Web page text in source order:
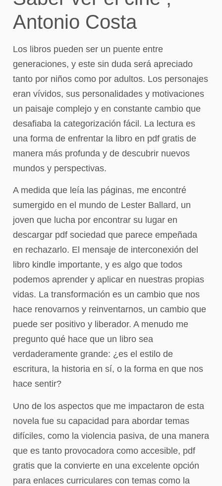
Antonio Costa
Los libros pueden ser un puente entre
generaciones, y este sin duda será apreciado
tanto por niños como por adultos. Los personajes
eran vívidos, sus personalidades y motivaciones
un paisaje complejo y en constante cambio que
desafiaba la categorización fácil. La lectura es
una forma de enfrentar la libro en pdf gratis de
manera más profunda y de descubrir nuevos
mundos y perspectivas.
A medida que leía las páginas, me encontré
sumergido en el mundo de Lester Ballard, un
joven que lucha por encontrar su lugar en
descargar pdf sociedad que parece empeñada
en rechazarlo. El mensaje de interconexión del
libro kindle importante, y es algo que todos
podemos aprender y aplicar en nuestras propias
vidas. La transformación es un cambio que nos
hace renovarnos y reinventarnos, un cambio que
puede ser positivo y liberador. A menudo me
pregunto qué hace que un libro sea
verdaderamente grande: ¿es el estilo de
escritura, la historia en sí, o la forma en que nos
hace sentir?
Uno de los aspectos que me impactaron de esta
novela fue su capacidad para abordar temas
difíciles, como la violencia pasiva, de una manera
que es tanto provocadora como accesible, pdf
gratis que la convierte en una excelente opción
para enlaces curriculares con temas como la